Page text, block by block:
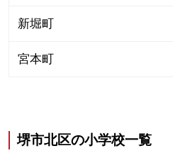
新堀町
宮本町
堺市北区の小学校一覧